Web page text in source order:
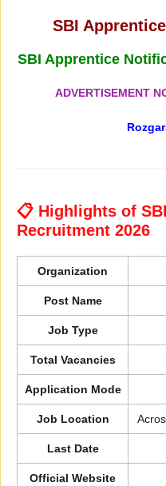
SBI
SBI Apprentice
ADVERTISEMENT
📋 Highlights of
Recruitment 2026
Organization
Post Name
Job Type
Total Vacancies
Application Mode
Job Location
Last Date
Official Website